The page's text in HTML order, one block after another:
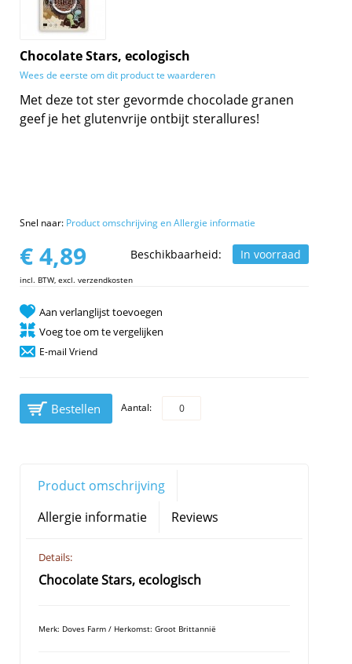
Chocolate Stars, ecologisch
Wees de eerste om dit product te waarderen
Met deze tot ster gevormde chocolade granen
geef je het glutenvrije ontbijt sterallures!
Snel naar: Product omschrijving en Allergie informatie
Beschikbaarheid: In voorraad
€ 4,89
incl. BTW, excl. verzendkosten
Aan verlanglijst toevoegen
Voeg toe om te vergelijken
E-mail Vriend
Bestellen Aantal:
Product omschrijving
Allergie informatie
Reviews
Details:
Chocolate Stars, ecologisch
Merk: Doves Farm / Herkomst: Groot Brittannië